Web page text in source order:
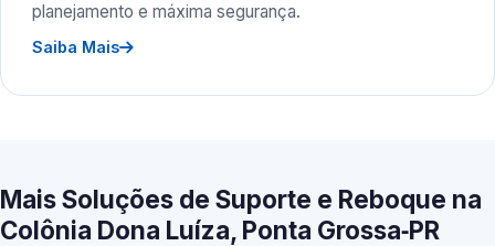
planejamento e máxima segurança.
Saiba Mais
Mais Soluções de Suporte e Reboque na
Colônia Dona Luíza, Ponta Grossa‑PR